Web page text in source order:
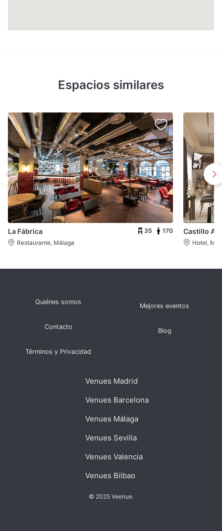
Espacios similares
La Fábrica 35
170
Restaurante, Málaga
Castillo
Hotel,
Venues Madrid
Venues Barcelona
Venues Málaga
Venues Sevilla
Venues Valencia
Venues Bilbao
Quiénes somos
Contacto
Términos y Privacidad
Mejores eventos
Blog
© 2025 Veenue.